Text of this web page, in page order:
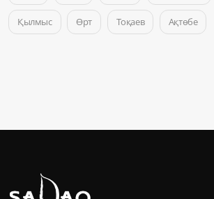
Қылмыс Өрт Тоқаев Ақтөбе